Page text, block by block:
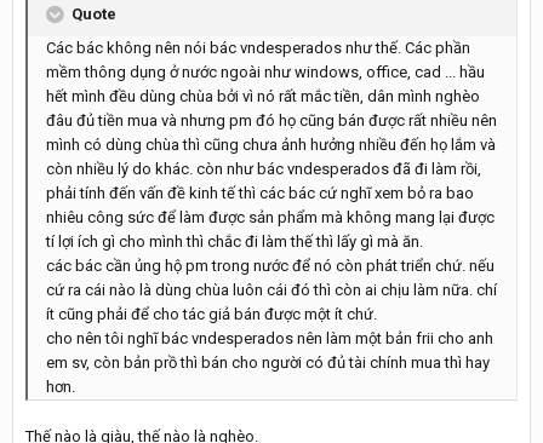
Quote
Các bác không nên nói bác vndesperados như thế. Các phần
mềm thông dụng ở nước ngoài như windows, office, cad ... hầu
hết mình đều dùng chùa bởi vì nó rất mắc tiền, dân mình nghèo
đâu đủ tiền mua và nhưng pm đó họ cũng bán được rất nhiều nên
mình có dùng chùa thì cũng chưa ảnh hưởng nhiều đến họ lắm và
còn nhiều lý do khác. còn như bác vndesperados đã đi làm rồi,
phải tính đến vấn đề kinh tế thì các bác cứ nghĩ xem bỏ ra bao
nhiêu công sức để làm được sản phẩm mà không mang lại được
tí lợi ích gì cho mình thì chắc đi làm thế thì lấy gì mà ăn.
các bác cần ủng hộ pm trong nước để nó còn phát triển chứ. nếu
cứ ra cái nào là dùng chùa luôn cái đó thì còn ai chịu làm nữa. chí
ít cũng phải để cho tác giả bán được một ít chứ.
cho nên tôi nghĩ bác vndesperados nên làm một bản frii cho anh
em sv, còn bản prồ thì bán cho người có đủ tài chính mua thì hay
hơn.
Thế nào là giàu, thế nào là nghèo.